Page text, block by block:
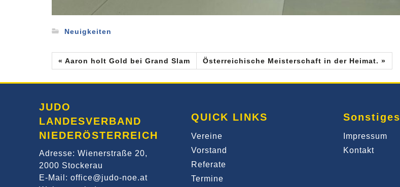
Neuigkeiten
« Aaron holt Gold bei Grand Slam Österreichische Meisterschaft in der Heimat. »
JUDO
LANDESVERBAND
NIEDERÖSTERREICH
Adresse: Wienerstraße 20,
2000 Stockerau
E-Mail: office@judo-noe.at
QUICK LINKS
Vereine
Vorstand
Referate
Termine
Sonstiges
Impressum
Kontakt